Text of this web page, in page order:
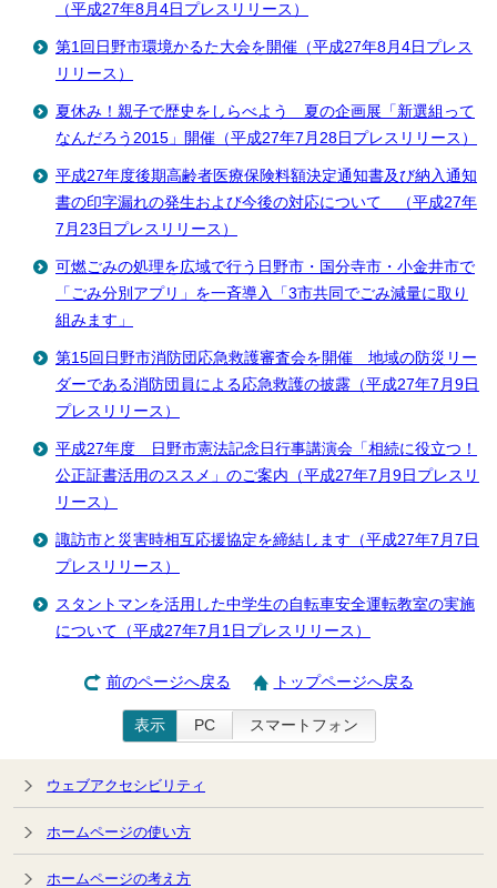
（平成27年8月4日プレスリリース）
第1回日野市環境かるた大会を開催（平成27年8月4日プレス
リリース）
夏休み！親子で歴史をしらべよう 夏の企画展「新選組って
なんだろう2015」開催（平成27年7月28日プレスリリース）
平成27年度後期高齢者医療保険料額決定通知書及び納入通知
書の印字漏れの発生および今後の対応について （平成27年
7月23日プレスリリース）
可燃ごみの処理を広域で行う日野市・国分寺市・小金井市で
「ごみ分別アプリ」を一斉導入「3市共同でごみ減量に取り
組みます」
第15回日野市消防団応急救護審査会を開催 地域の防災リー
ダーである消防団員による応急救護の披露（平成27年7月9日
プレスリリース）
平成27年度 日野市憲法記念日行事講演会「相続に役立つ！
公正証書活用のススメ」のご案内（平成27年7月9日プレスリ
リース）
諏訪市と災害時相互応援協定を締結します（平成27年7月7日
プレスリリース）
スタントマンを活用した中学生の自転車安全運転教室の実施
について（平成27年7月1日プレスリリース）
前のページへ戻る トップページへ戻る
表示 PC スマートフォン
ウェブアクセシビリティ
ホームページの使い方
ホームページの考え方